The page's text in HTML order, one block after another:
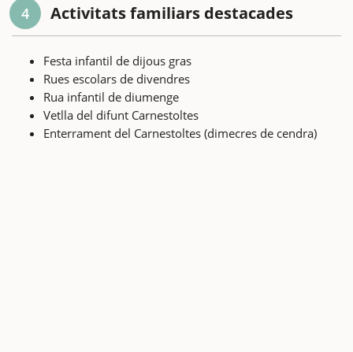
4 Activitats familiars destacades
Festa infantil de dijous gras
Rues escolars de divendres
Rua infantil de diumenge
Vetlla del difunt Carnestoltes
Enterrament del Carnestoltes (dimecres de cendra)